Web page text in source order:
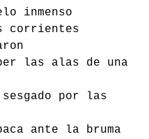
inmenso
corrientes
las alas de una
por las
ante la bruma